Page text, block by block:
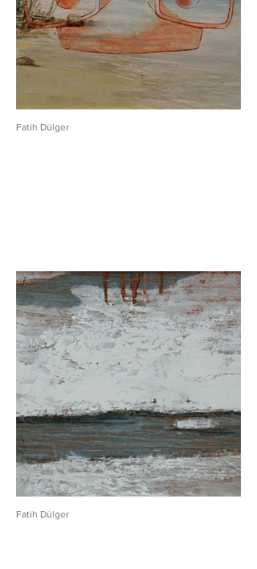
Fatih Dülger
Fatih Dülger